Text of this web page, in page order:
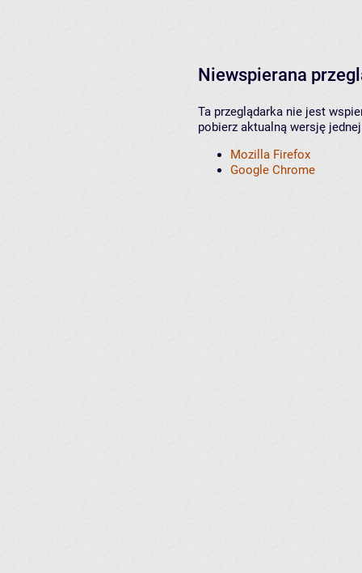
Niewspierana
Ta przeglądarka nie jest
pobierz aktualną wersję
Mozilla Firefox
Google Chrome